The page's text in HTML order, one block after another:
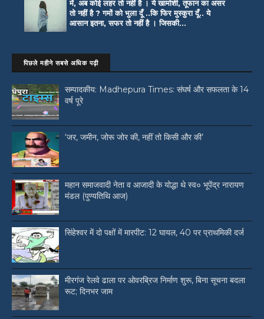
में, अब कोई लहर तो नहीं है । ये खामोशी, तूफान का असर
तो नहीं है ? गमों को भुला दूँ ..कि फिर मुस्कुरा दूँ.. ये
आसान इतना, सफर तो नहीं है । जिसकी...
पिछले महीने सबसे अधिक पढ़ी
सम्पादकीय: Madhepura Times: संघर्ष और सफलता के 14
वर्ष पूरे
‘जर, जमीन, जोरू जोर की, नहीं तो किसी और की’
महान समाजवादी नेता व आजादी के योद्धा थे स्व० भूपेंद्र नारायण
मंडल (पुण्यतिथि आज)
सिंहेश्वर में दो पक्षों में मारपीट: 12 घायल, 40 पर प्राथमिकी दर्ज
मीरगंज रेलवे ढाला पर ओवरब्रिज निर्माण शुरू, बिना सूचना बदला
रूट; दिनभर जाम